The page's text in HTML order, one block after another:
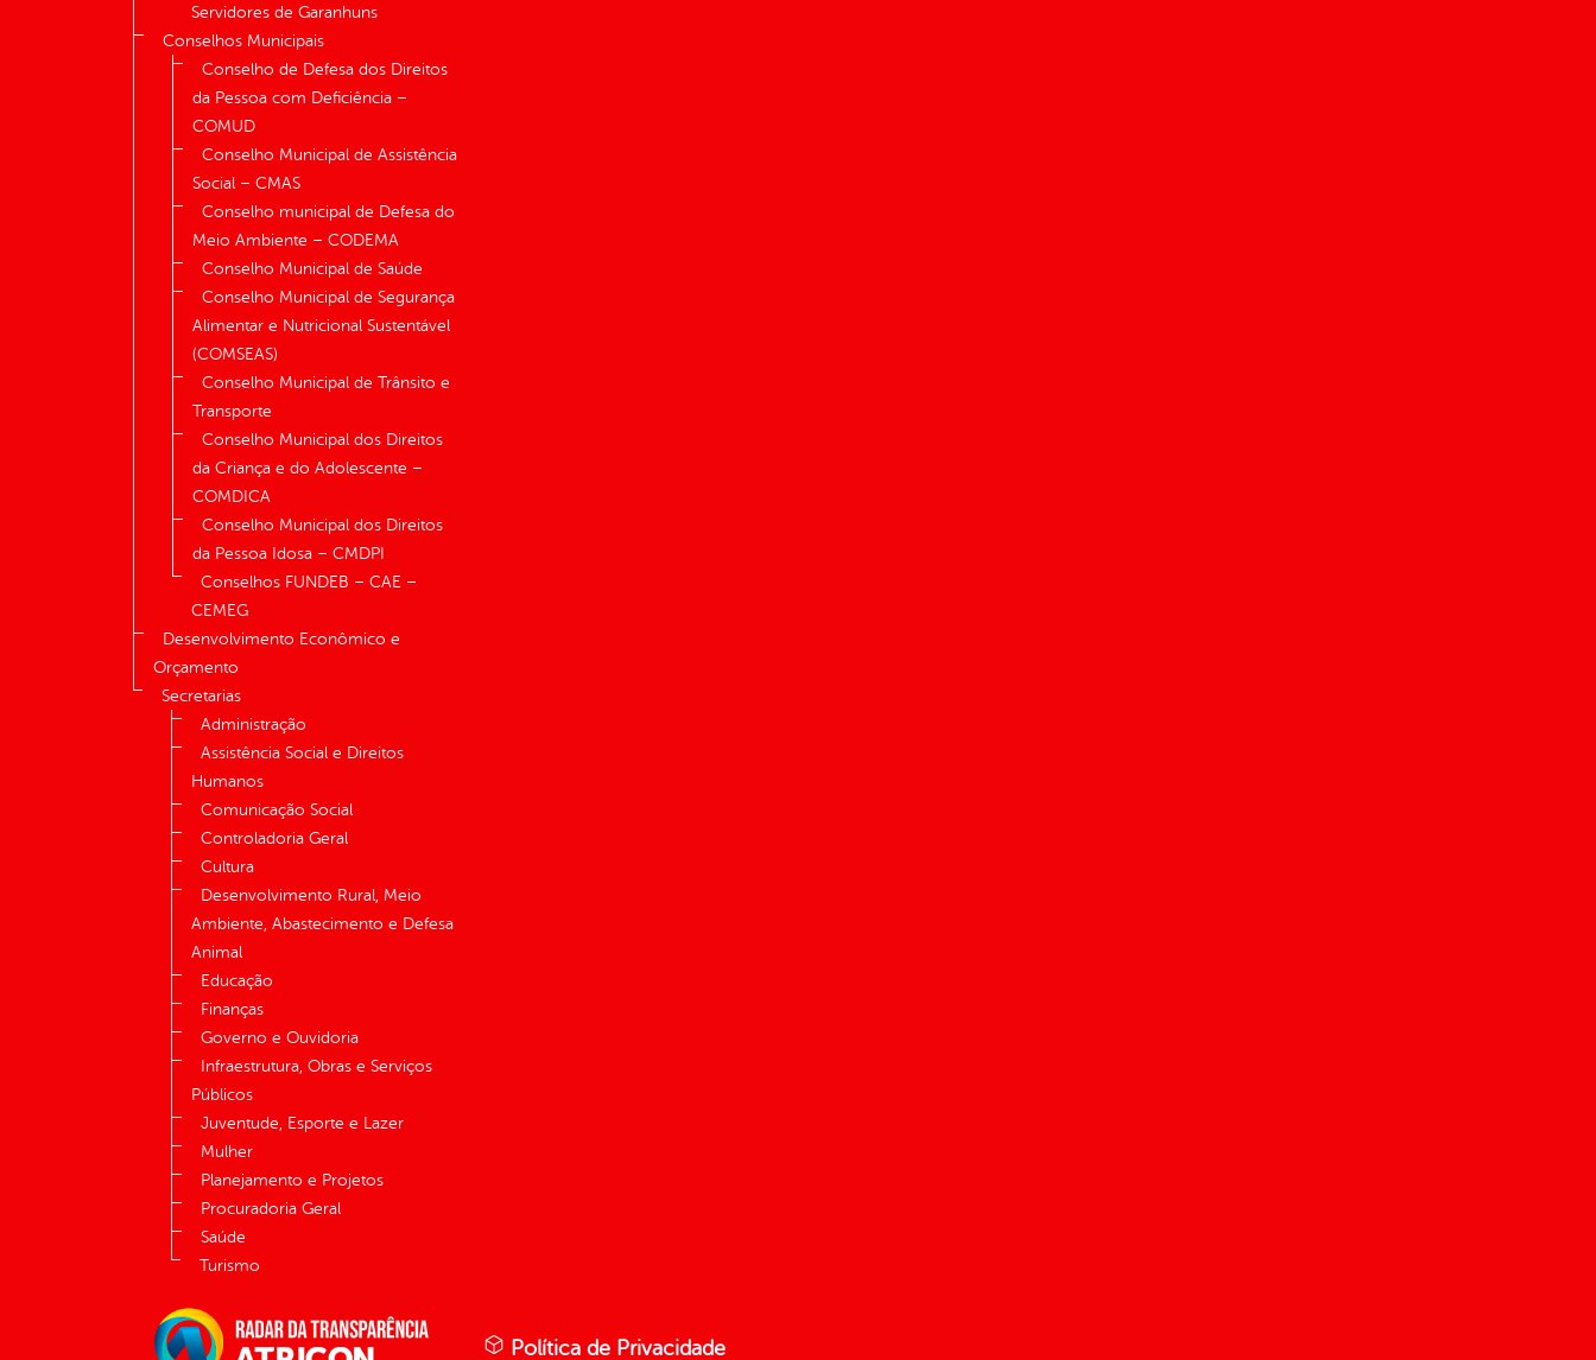
Servidores de Garanhuns
Conselhos Municipais
Conselho de Defesa dos Direitos
da Pessoa com Deficiência –
COMUD
Conselho Municipal de Assistência
Social – CMAS
Conselho municipal de Defesa do
Meio Ambiente – CODEMA
Conselho Municipal de Saúde
Conselho Municipal de Segurança
Alimentar e Nutricional Sustentável
(COMSEAS)
Conselho Municipal de Trânsito e
Transporte
Conselho Municipal dos Direitos
da Criança e do Adolescente –
COMDICA
Conselho Municipal dos Direitos
da Pessoa Idosa – CMDPI
Conselhos FUNDEB – CAE –
CEMEG
Desenvolvimento Econômico e
Orçamento
Secretarias
Administração
Assistência Social e Direitos
Humanos
Comunicação Social
Controladoria Geral
Cultura
Desenvolvimento Rural, Meio
Ambiente, Abastecimento e Defesa
Animal
Educação
Finanças
Governo e Ouvidoria
Infraestrutura, Obras e Serviços
Públicos
Juventude, Esporte e Lazer
Mulher
Planejamento e Projetos
Procuradoria Geral
Saúde
Turismo
Política de Privacidade